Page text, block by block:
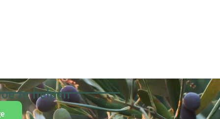
te helpen